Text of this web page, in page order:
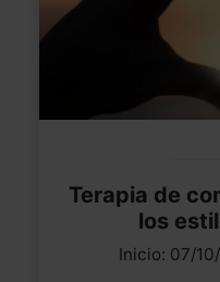
Terapia de
los
Inicio: 07/